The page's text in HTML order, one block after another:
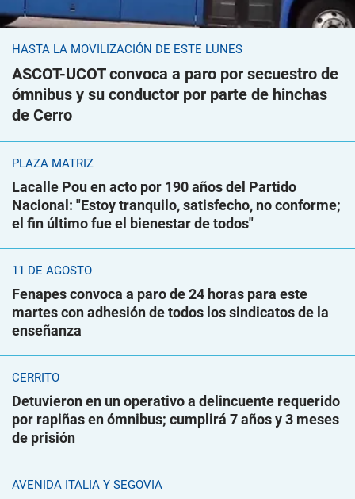
HASTA LA MOVILIZACIÓN DE ESTE LUNES
ASCOT-UCOT convoca a paro por secuestro de
ómnibus y su conductor por parte de hinchas
de Cerro
PLAZA MATRIZ
Lacalle Pou en acto por 190 años del Partido
Nacional: "Estoy tranquilo, satisfecho, no conforme;
el fin último fue el bienestar de todos"
11 DE AGOSTO
Fenapes convoca a paro de 24 horas para este
martes con adhesión de todos los sindicatos de la
enseñanza
CERRITO
Detuvieron en un operativo a delincuente requerido
por rapiñas en ómnibus; cumplirá 7 años y 3 meses
de prisión
AVENIDA ITALIA Y SEGOVIA